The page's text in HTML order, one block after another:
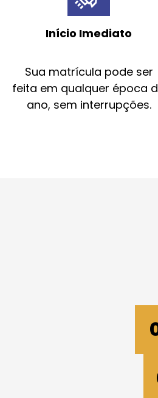
Início Imediato
Sua matrícula pode ser
feita em qualquer época
ano, sem interrupções.